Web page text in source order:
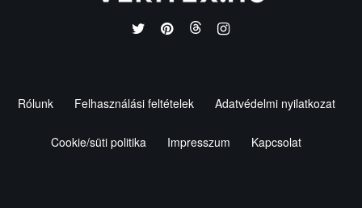
Rólunk Felhasználási feltételek Adatvédelmi nyilatkozat
Cookie/süti politika Impresszum Kapcsolat